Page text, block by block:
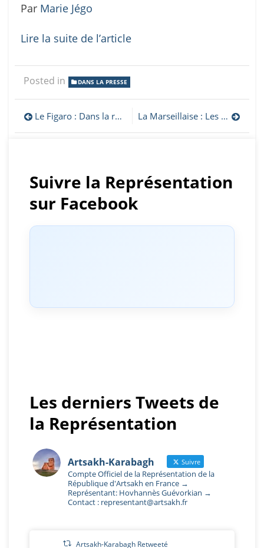
Par Marie Jégo
Lire la suite de l’article
Posted in DANS LA PRESSE
Navigation
de
Le Figaro : Dans la région du Haut-Karabakh, la guerre de Bakou terrorise les Arméniens La Marseillaise : Les Arméniens de Marseille mobilisés pour l’Artsakh
Suivre la Représentation
sur Facebook
Les derniers Tweets de
la Représentation
Artsakh-Karabagh Suivre
Compte Officiel de la Représentation de la
République d'Artsakh en France →
Représentant: Hovhannès Guévorkian →
Contact : representant@artsakh.fr
Artsakh-Karabagh Retweeté